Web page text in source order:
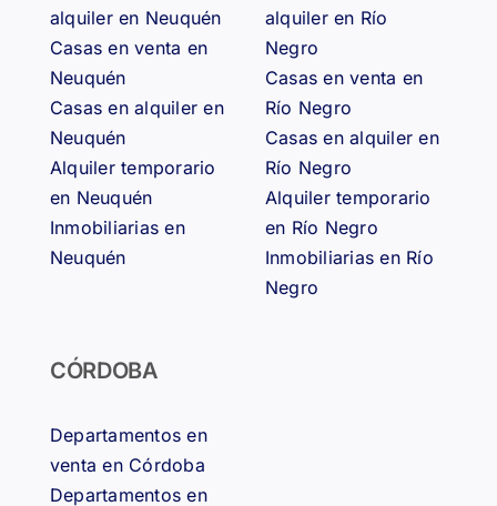
alquiler en Neuquén
Casas en venta en
Neuquén
Casas en alquiler en
Neuquén
Alquiler temporario
en Neuquén
Inmobiliarias en
Neuquén
alquiler en Río
Negro
Casas en venta en
Río Negro
Casas en alquiler en
Río Negro
Alquiler temporario
en Río Negro
Inmobiliarias en Río
Negro
CÓRDOBA
Departamentos en
venta en Córdoba
Departamentos en